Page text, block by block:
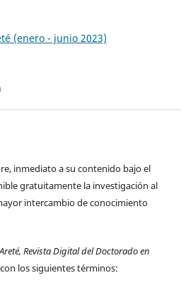
(enero - junio 2023)
inmediato a su contenido bajo el
gratuitamente la investigación al
intercambio de conocimiento
Revista Digital del Doctorado en
los siguientes términos: